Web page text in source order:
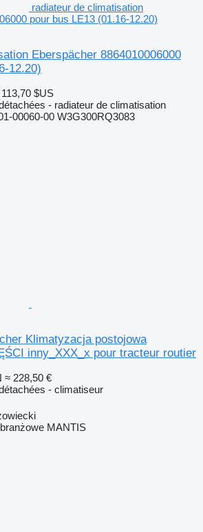
radiateur de climatisation
pour bus LE13 (01.16-12.20)
Eberspächer 8864010006000
12.20)
$US
- radiateur de climatisation
00060-00 W3G300RQ3083
Klimatyzacja postojowa
inny_XXX_x pour tracteur routier
≈ 228,50 €
- climatiseur
MANTIS